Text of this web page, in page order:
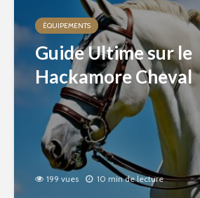
ÉQUIPEMENTS
Guide Ultime sur le
Hackamore Cheval
199 vues 10 min de lecture